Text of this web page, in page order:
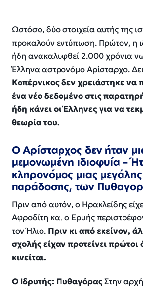
Ωστόσο, δύο στοιχεία αυτής της
προκαλούν εντύπωση. Πρώτον, η
ήδη ανακαλυφθεί 2.000 χρόνια
Έλληνα αστρονόμο Αρίσταρχο.
Κοπέρνικος δεν χρειάστηκε να
ένα νέο δεδομένο στις
ήδη κάνει οι Έλληνες για να
θεωρία του.
Ο Αρίσταρχος δεν ήταν
μεμονωμένη ιδιοφυία –
κληρονόμος μιας μεγάλης
παράδοσης, των
Πριν από αυτόν, ο Ηρακλείδης είχε
Αφροδίτη και ο Ερμής
τον Ήλιο. Πριν κι από εκείνον,
σχολής είχαν προτείνει πρώτοι
κινείται.
Ο Ιδρυτής: ΠυθαγόραςΣτην